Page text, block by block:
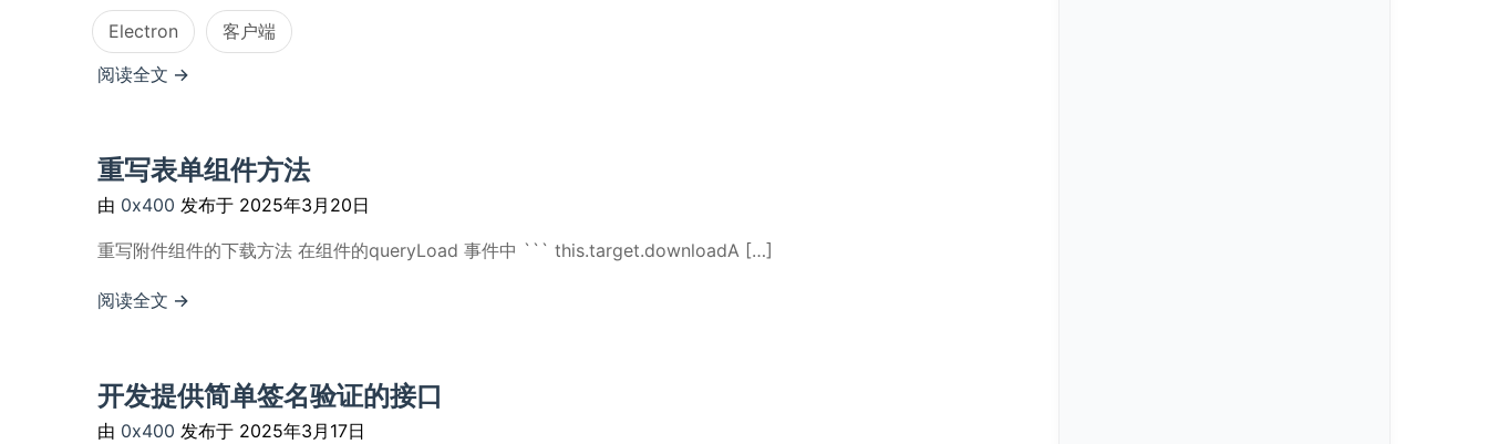
Electron
客户端
阅读全文 →
重写表单组件方法
由 0x400 发布于 2025年3月20日
重写附件组件的下载方法 在组件的queryLoad 事件中 ``` this.target.downloadA […]
阅读全文 →
开发提供简单签名验证的接口
由 0x400 发布于 2025年3月17日